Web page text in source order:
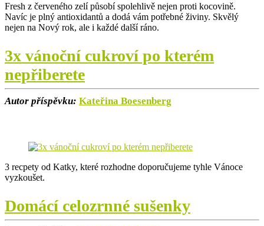
Fresh z červeného zelí působí spolehlivě nejen proti kocovině.
Navíc je plný antioxidantů a dodá vám potřebné živiny. Skvělý
nejen na Nový rok, ale i každé další ráno.
3x vánoční cukroví po kterém
nepřiberete
Autor příspěvku: Kateřina Boesenberg
3 recpety od Katky, které rozhodne doporučujeme tyhle Vánoce
vyzkoušet.
Domácí celozrnné sušenky